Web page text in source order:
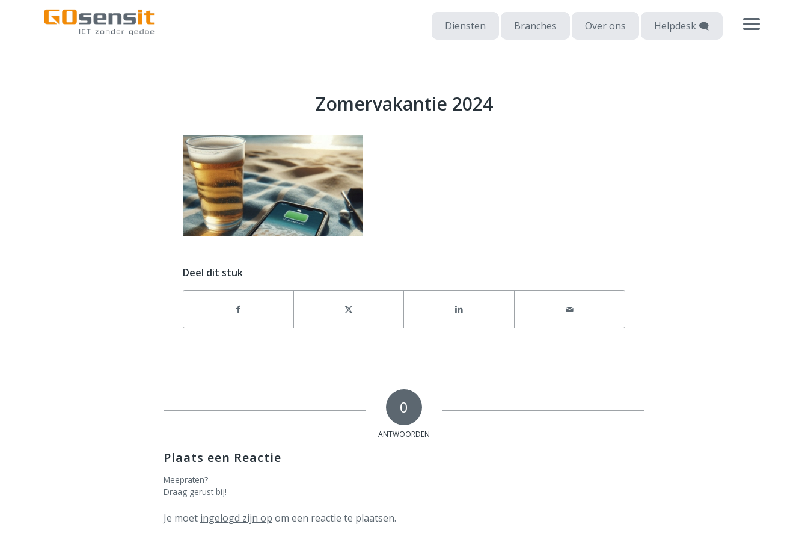
Diensten Branches Over ons Helpdesk 🗨
Zomervakantie 2024
Deel dit stuk
0
ANTWOORDEN
Plaats een Reactie
Meepraten?
Draag gerust bij!
Je moet ingelogd zijn op om een reactie te plaatsen.